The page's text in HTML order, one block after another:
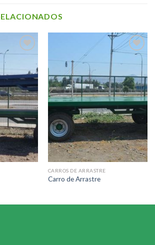
Añadir
a la
lista de
deseos
Añadir
a la
lista de
deseos
CARROS DE ARRASTRE
Carro de Arrastre